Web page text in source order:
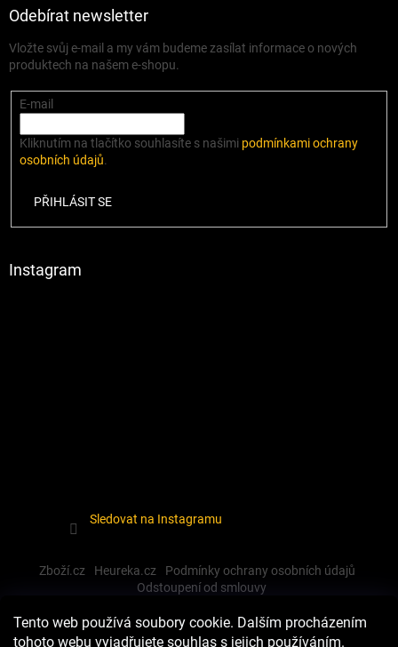
Tento web používá soubory cookie. Dalším procházením
tohoto webu vyjadřujete souhlas s jejich používáním.
Odebírat newsletter
Vložte svůj e-mail a my vám budeme zasílat informace o nových
produktech na našem e-shopu.
E-mail
Kliknutím na tlačítko souhlasíte s našimi podmínkami ochrany
osobních údajů.
PŘIHLÁSIT SE
Instagram
Sledovat na Instagramu
Zboží.cz Heureka.cz
Podmínky ochrany osobních údajů
Odstoupení od smlouvy